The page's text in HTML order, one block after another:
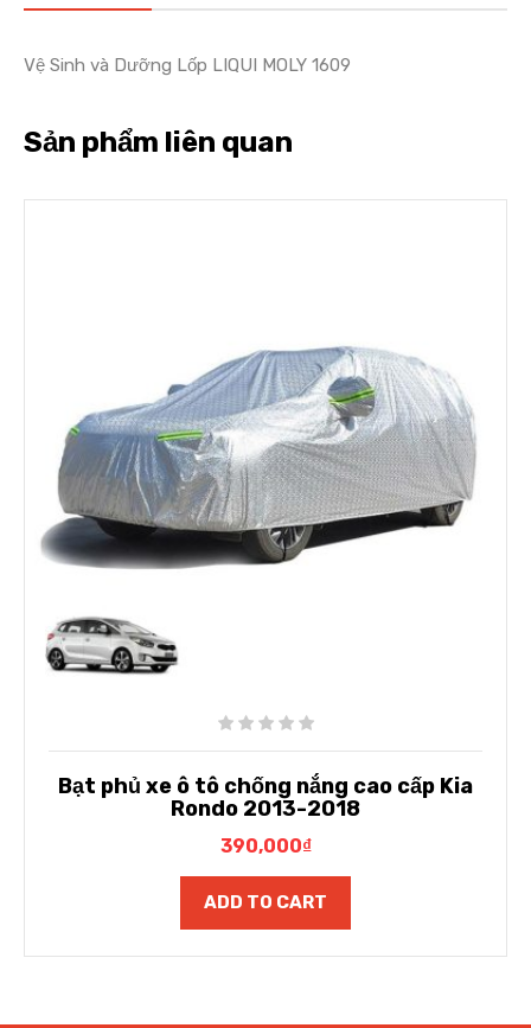
Vệ Sinh và Dưỡng Lốp LIQUI MOLY 1609
Sản phẩm liên quan
Bạt phủ xe ô tô chống nắng cao cấp Kia
Rondo 2013-2018
390,000₫
ADD TO CART